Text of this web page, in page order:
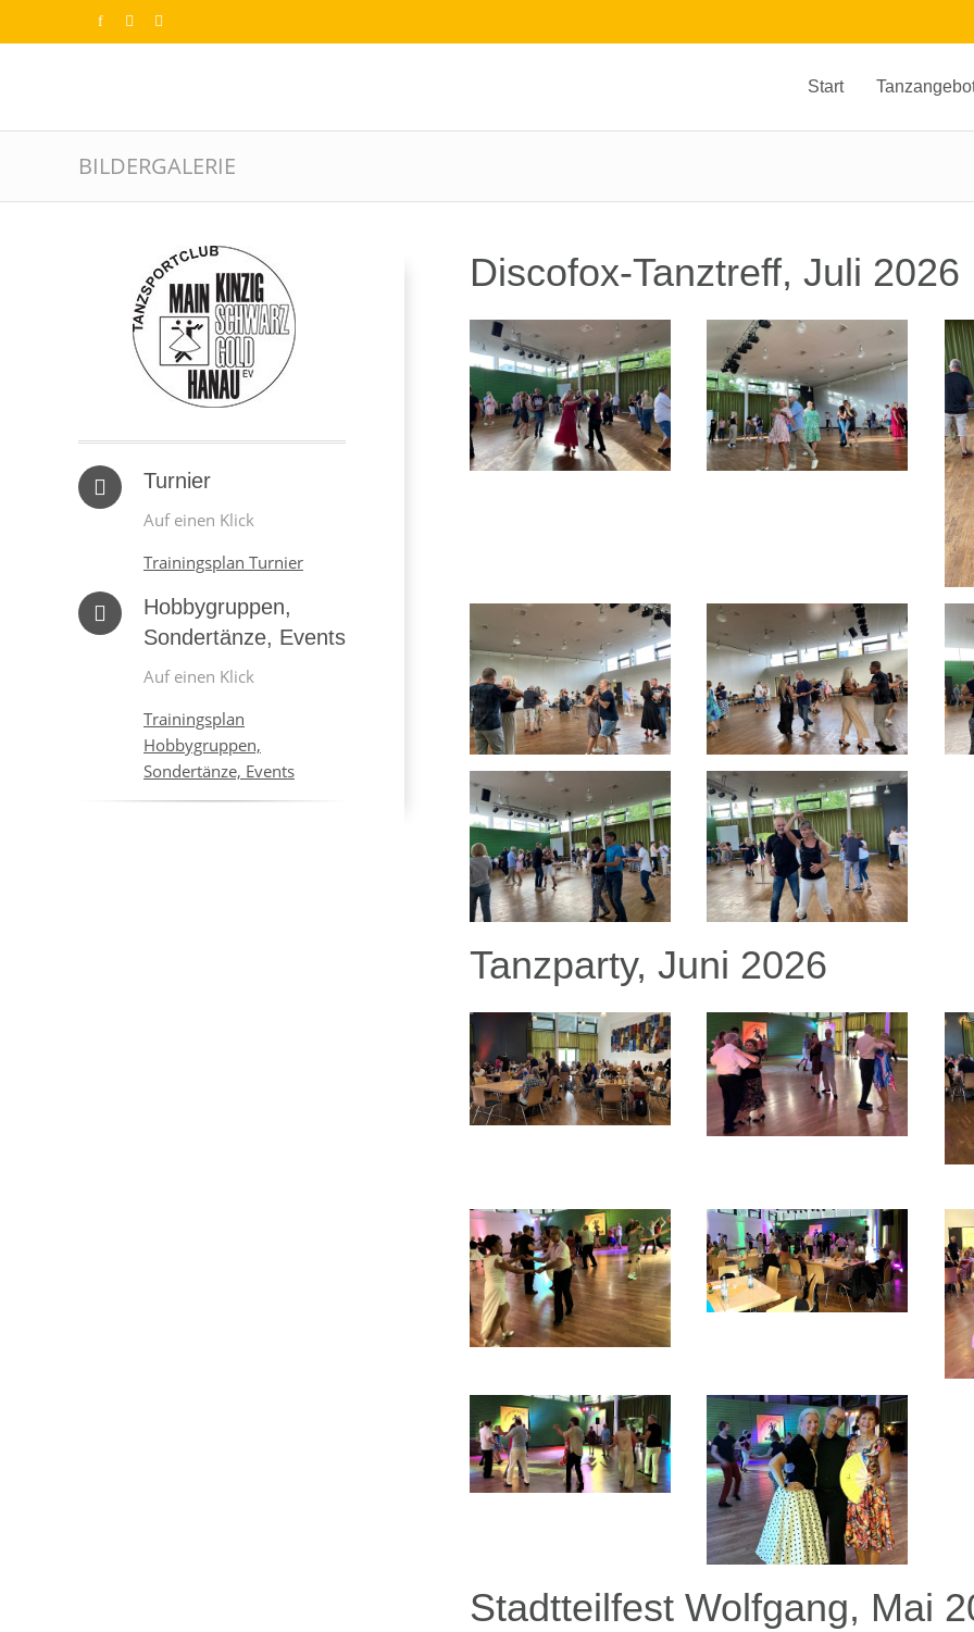
Start
BILDERGALERIE
Turnier
Auf einen Klick
Trainingsplan Turnier
Hobbygruppen,
Sondertänze, Events
Auf einen Klick
Trainingsplan
Hobbygruppen,
Sondertänze, Events
Discofox-Tanztreff, Juli 2026
Tanzparty, Juni 2026
Stadtteilfest Wolfgang, Mai